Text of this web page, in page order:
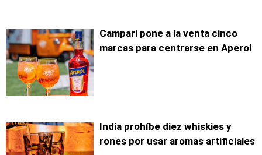
Campari pone a la venta cinco
marcas para centrarse en Aperol
India prohíbe diez whiskies y
rones por usar aromas artificiales